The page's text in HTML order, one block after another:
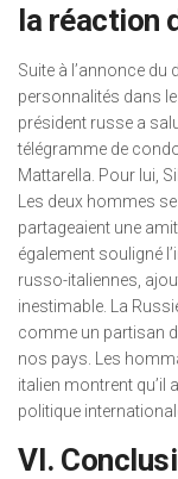
la réaction
Suite à l’annonce
personnalités dans
président russe a
télégramme de
Mattarella. Pour lui,
Les deux hommes
partageaient une
également souligné
russo-italiennes,
inestimable. La
comme un partisan
nos pays. Les
italien montrent qu’il
politique
VI.